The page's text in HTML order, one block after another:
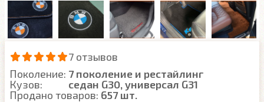
7 отзывов
Поколение: 7 поколение и рестайлинг
Кузов:
седан G30, универсал G31
Продано товаров: 657 шт.